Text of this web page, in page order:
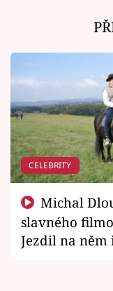
Sledujte nás
CELEBRITY
slavného
Jezdil na